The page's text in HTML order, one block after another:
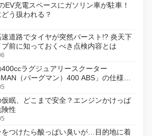
EV充電スペースにガソリン車が駐車！
う扱われる？
道路でタイヤが突然バースト!? 炎天下
前に知っておくべき点検内容とは
400ccラグジュアリースクーター
（バーグマン）400 ABS」の仕様を
月18日に発売
眠、どこまで安全？エンジンかけっぱ
性
をつけたら酸っぱい臭いが…目的地に着